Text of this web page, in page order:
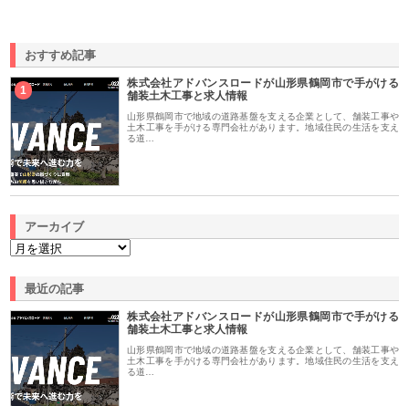
おすすめ記事
1
株式会社アドバンスロードが山形県鶴岡市で手がける
舗装土木工事と求人情報
山形県鶴岡市で地域の道路基盤を支える企業として、舗装工事や
土木工事を手がける専門会社があります。地域住民の生活を支え
る道…
アーカイブ
最近の記事
株式会社アドバンスロードが山形県鶴岡市で手がける
舗装土木工事と求人情報
山形県鶴岡市で地域の道路基盤を支える企業として、舗装工事や
土木工事を手がける専門会社があります。地域住民の生活を支え
る道…